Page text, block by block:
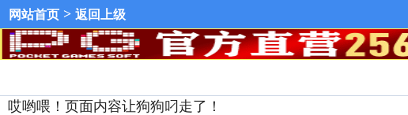
网站首页 > 返回上级
哎哟喂！页面内容让狗狗叼走了！